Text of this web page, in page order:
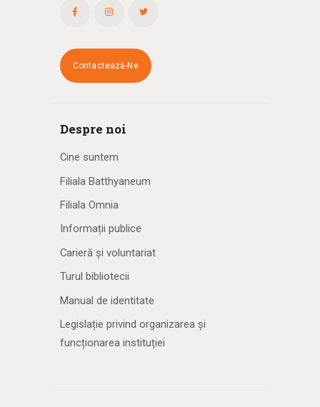
Contactează-Ne
Despre noi
Cine suntem
Filiala Batthyaneum
Filiala Omnia
Informații publice
Carieră și voluntariat
Turul bibliotecii
Manual de identitate
Legislație privind organizarea și
funcționarea instituției